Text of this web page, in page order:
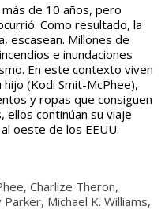
de 10 años, pero
Como resultado, la
escasean. Millones de
e inundaciones
En este contexto viven
(Kodi Smit-McPhee),
y ropas que consiguen
ellos continúan su viaje
oeste de los EEUU.
Charlize Theron,
Michael K. Williams,